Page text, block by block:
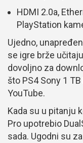
HDMI 2.0a,
PlayStation
Ujedno,
se igre brže
dovoljno za
što PS4 Sony 1
YouTube.
Kada su u pitanju
Pro upotrebio
sada. Ugodni su